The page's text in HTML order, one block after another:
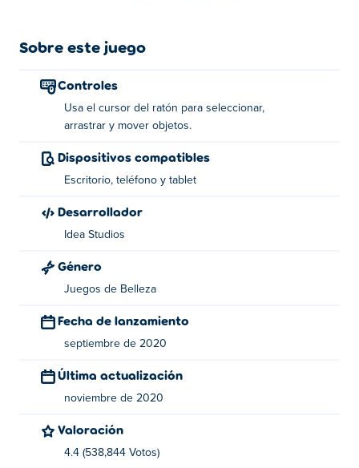
Sobre este juego
Controles
Usa el cursor del ratón para seleccionar,
arrastrar y mover objetos.
Dispositivos compatibles
Escritorio, teléfono y tablet
Desarrollador
Idea Studios
Género
Juegos de Belleza
Fecha de lanzamiento
septiembre de 2020
Última actualización
noviembre de 2020
Valoración
4.4 (538,844 Votos)